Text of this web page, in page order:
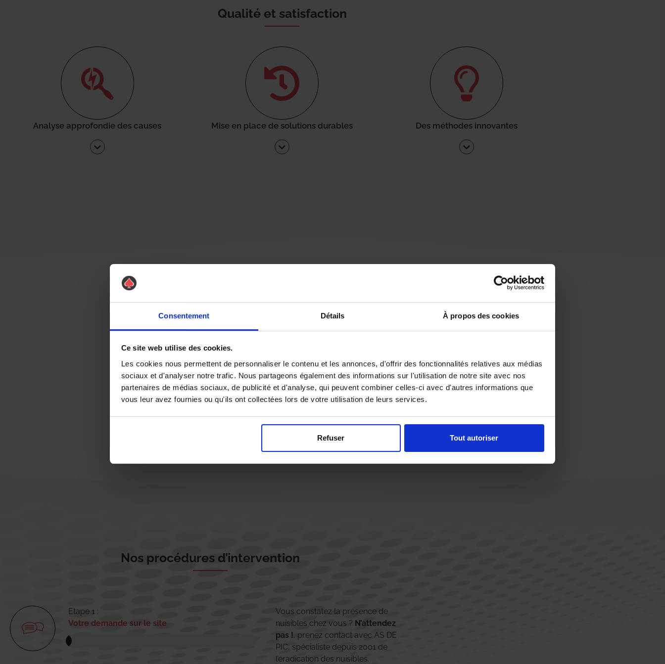
Consentement Détails À propos des cookies
Ce site web utilise des cookies.
Les cookies nous permettent de personnaliser le contenu et les annonces, d'offrir des fonctionnalités relatives aux médias
sociaux et d'analyser notre trafic. Nous partageons également des informations sur l'utilisation de notre site avec nos
partenaires de médias sociaux, de publicité et d'analyse, qui peuvent combiner celles-ci avec d'autres informations que
vous leur avez fournies ou qu'ils ont collectées lors de votre utilisation de leurs services.
Refuser Tout autoriser
Qualité et satisfaction
Analyse approfondie des causes Mise en place de solutions durables Des méthodes innovantes
Une urgence ?
Vous souhaitez être
Nos procédures d’intervention
Etape 1 :
Votre demande sur le site
Vous constatez la présence de
nuisibles chez vous ? N’attendez
pas !, prenez contact avec AS DE
PIC, spécialiste depuis 2001 de
l’éradication des nuisibles.